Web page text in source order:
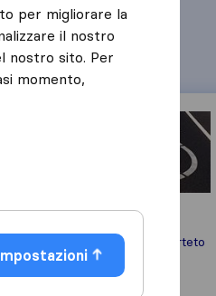
Via Santa Maria
Poggio Mirteto
333 234 5104
per migliorare la
il nostro
nostro sito. Per
momento,